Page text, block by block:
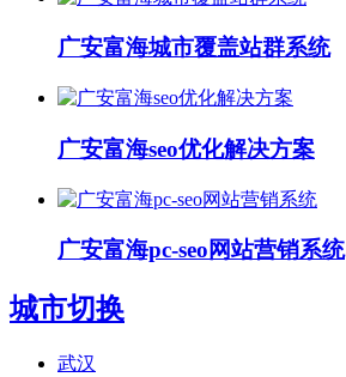
广安富海城市覆盖站群系统
广安富海seo优化解决方案
广安富海pc-seo网站营销系统
城市切换
武汉